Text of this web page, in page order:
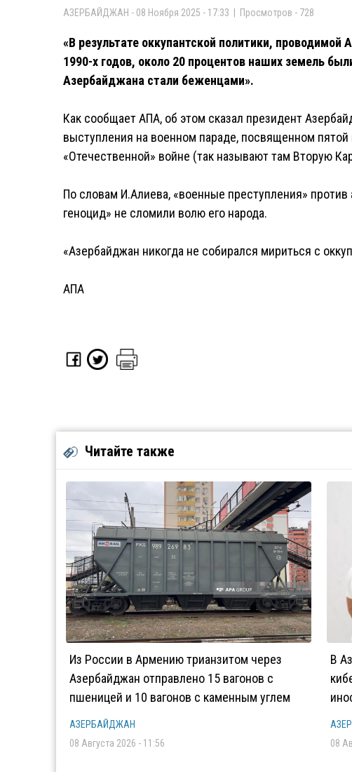
АЗЕРБАЙДЖАН - 08 Ноября 2025 - 17:33 | Просмотров - 728
«В результате оккупантской политики,
1990-х годов, около 20 процентов наших земель
Азербайджана стали беженцами».
Как сообщает АПА, об этом сказал президент
выступления на военном параде, посвященном
«Отечественной» войне (так называют там Вторую
По словам И.Алиева, «военные преступления»
геноцид» не сломили волю его народа.
«Азербайджан никогда не собирался мириться с
АПА
Читайте также
Из России в Армению трианзитом через
Азербайджан отправлено 15 вагонов с
пшеницей и 10 вагонов с каменным углем
АЗЕРБАЙДЖАН
08 Августа 2026 - 11:56
В
08